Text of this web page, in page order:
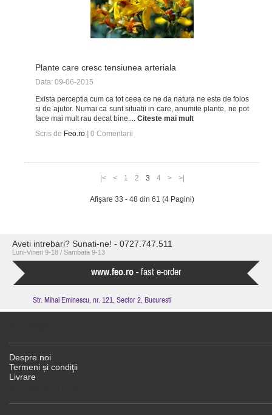
Plante care cresc tensiunea arteriala
Data: 09-06-2015
Exista perceptia cum ca tot ceea ce ne da natura ne este de folos
si de ajutor. Numai ca sunt situatii in care, anumite plante, ne pot
face mai mult rau decat bine.... Citeste mai mult
Scris de Feo.ro 0 Comentarii
|< < 1 2 3 4 > >|
Afişare 33 - 48 din 61 (4 Pagini)
Aveti intrebari? Sunati-ne! - 0727.747.511
Luni-Vineri 9-18 / Sambata 9-13
www.feo.ro - fast e-order
Str. Mihai Eminescu, nr. 121, Sector 2, Bucuresti
Despre noi
Termeni și condiţii
Livrare